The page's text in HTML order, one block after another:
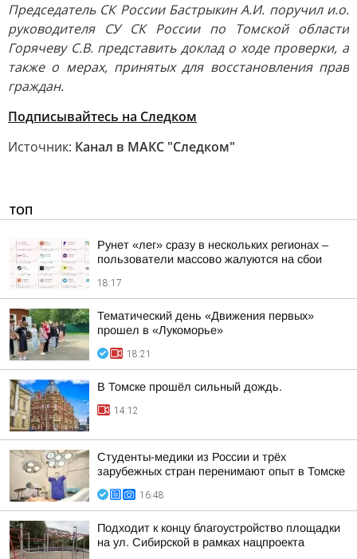
Председатель СК России Бастрыкин А.И. поручил и.о.
руководителя СУ СК России по Томской области
Горячеву С.В. представить доклад о ходе проверки, а
также о мерах, принятых для восстановления прав
граждан.
Подписывайтесь на Следком
Источник: Канал в МАКС "Следком"
ТОП
Рунет «лег» сразу в нескольких регионах –
пользователи массово жалуются на сбои
18:17
Тематический день «Движения первых»
прошел в «Лукоморье»
18:21
В Томске прошёл сильный дождь.
14:12
Студенты-медики из России и трёх
зарубежных стран перенимают опыт в Томске
16:48
Подходит к концу благоустройство площадки
на ул. Сибирской в рамках нацпроекта